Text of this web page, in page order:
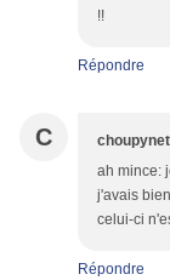
!!
Répondre
C
ah mince:
j'avais
celui-ci
Répondre